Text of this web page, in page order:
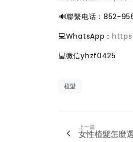
️🔊聯繫电话：852-
💻WhatsApp：
💻微信yhzf0425
植髮
上一篇
女性植髮怎麼